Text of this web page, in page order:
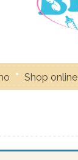
Shop online